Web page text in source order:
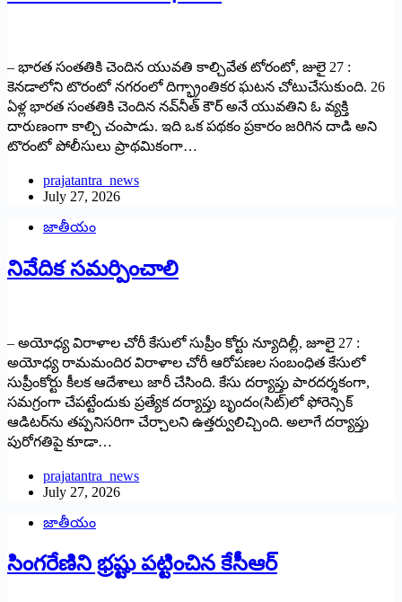
– భారత సంతతికి చెందిన యువతి కాల్చివేత టోరంటో, జులై 27 :
కెనడాలోని టొరంటో నగరంలో దిగ్భ్రాంతికర ఘటన చోటుచేసుకుంది. 26
ఏళ్ల భారత సంతతికి చెందిన నవ్‌నీత్‌ ‌కౌర్‌ అనే యువతిని ఓ వ్యక్తి
దారుణంగా కాల్చి చంపాడు. ఇది ఒక పథకం ప్రకారం జరిగిన దాడి అని
టొరంటో పోలీసులు ప్రాథమికంగా…
prajatantra_news
July 27, 2026
జాతీయం
నివేదిక సమర్పించాలి
– అయోధ్య విరాళాల చోరీ కేసులో సుప్రీం కోర్టు న్యూదిల్లీ, జూలై 27 :
అయోధ్య రామమందిర విరాళాల చోరీ ఆరోపణల సంబంధిత కేసులో
సుప్రీంకోర్టు కీలక ఆదేశాలు జారీ చేసింది. కేసు దర్యాప్తు పారదర్శకంగా,
సమగ్రంగా చేపట్టేందుకు ప్రత్యేక దర్యాప్తు బృందం(సిట్‌)‌లో ఫోరెన్సిక్‌
ఆడిటర్‌ను తప్పనిసరిగా చేర్చాలని ఉత్తర్వులిచ్చింది. అలాగే దర్యాప్తు
పురోగతిపై కూడా…
prajatantra_news
July 27, 2026
జాతీయం
సింగరేణిని భ్రష్టు పట్టించిన కేసీఆర్‌